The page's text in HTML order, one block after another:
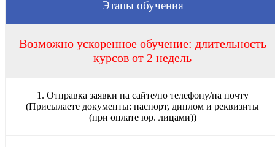
Этапы обучения
Возможно ускоренное обучение: длительность
курсов от 2 недель
1. Отправка заявки на сайте/по телефону/на почту
(Присылаете документы: паспорт, диплом и реквизиты
(при оплате юр. лицами))